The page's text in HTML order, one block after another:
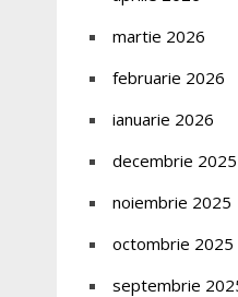
martie 2026
februarie 2026
ianuarie 2026
decembrie 2025
noiembrie 2025
octombrie 2025
septembrie